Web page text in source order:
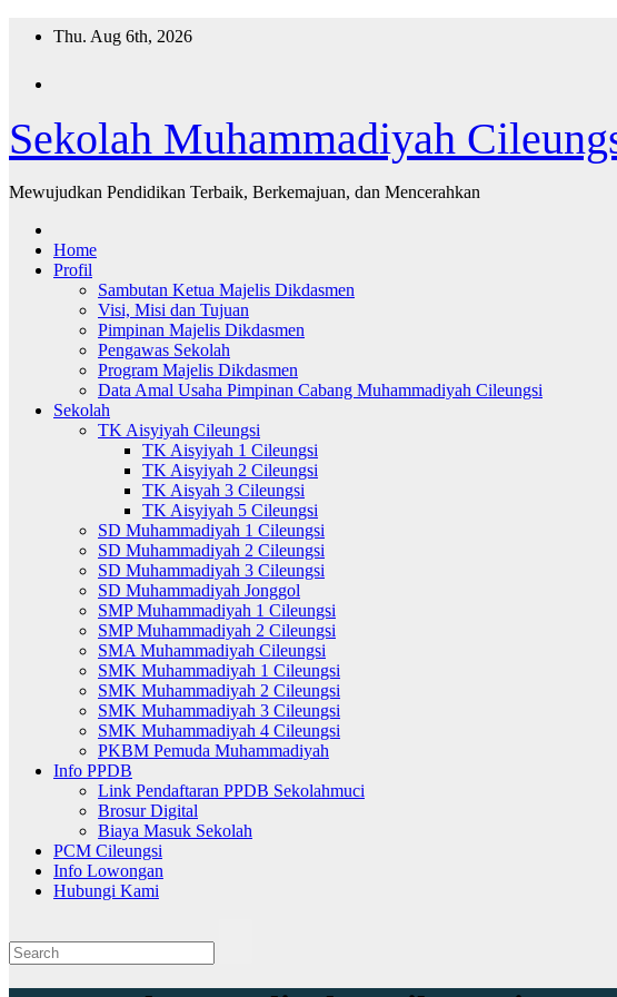
Thu. Aug 6th, 2026
Sekolah Muhammadiyah
Mewujudkan Pendidikan Terbaik, Berkemajuan, dan Mencerahkan
Home
Profil
Sambutan Ketua Majelis Dikdasmen
Visi, Misi dan Tujuan
Pimpinan Majelis Dikdasmen
Pengawas Sekolah
Program Majelis Dikdasmen
Data Amal Usaha Pimpinan Cabang Muhammadiyah Cileungsi
Sekolah
TK Aisyiyah Cileungsi
TK Aisyiyah 1 Cileungsi
TK Aisyiyah 2 Cileungsi
TK Aisyah 3 Cileungsi
TK Aisyiyah 5 Cileungsi
SD Muhammadiyah 1 Cileungsi
SD Muhammadiyah 2 Cileungsi
SD Muhammadiyah 3 Cileungsi
SD Muhammadiyah Jonggol
SMP Muhammadiyah 1 Cileungsi
SMP Muhammadiyah 2 Cileungsi
SMA Muhammadiyah Cileungsi
SMK Muhammadiyah 1 Cileungsi
SMK Muhammadiyah 2 Cileungsi
SMK Muhammadiyah 3 Cileungsi
SMK Muhammadiyah 4 Cileungsi
PKBM Pemuda Muhammadiyah
Info PPDB
Link Pendaftaran PPDB Sekolahmuci
Brosur Digital
Biaya Masuk Sekolah
PCM Cileungsi
Info Lowongan
Hubungi Kami